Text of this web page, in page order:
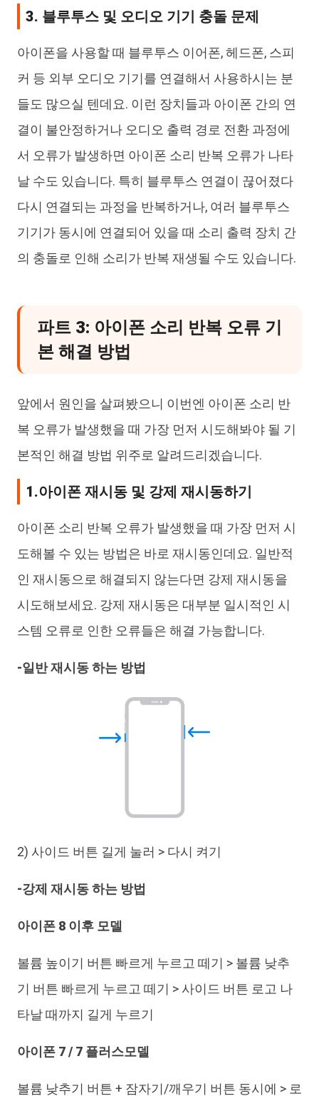
3. 블루투스 및 오디오 기기 충돌 문제
아이폰을 사용할 때 블루투스 이어폰, 헤드폰, 스피
커 등 외부 오디오 기기를 연결해서 사용하시는 분
들도 많으실 텐데요. 이런 장치들과 아이폰 간의 연
결이 불안정하거나 오디오 출력 경로 전환 과정에
서 오류가 발생하면 아이폰 소리 반복 오류가 나타
날 수도 있습니다. 특히 블루투스 연결이 끊어졌다
다시 연결되는 과정을 반복하거나, 여러 블루투스
기기가 동시에 연결되어 있을 때 소리 출력 장치 간
의 충돌로 인해 소리가 반복 재생될 수도 있습니다.
파트 3: 아이폰 소리 반복 오류 기
본 해결 방법
앞에서 원인을 살펴봤으니 이번엔 아이폰 소리 반
복 오류가 발생했을 때 가장 먼저 시도해봐야 될 기
본적인 해결 방법 위주로 알려드리겠습니다.
1.아이폰 재시동 및 강제 재시동하기
아이폰 소리 반복 오류가 발생했을 때 가장 먼저 시
도해볼 수 있는 방법은 바로 재시동인데요. 일반적
인 재시동으로 해결되지 않는다면 강제 재시동을
시도해보세요. 강제 재시동은 대부분 일시적인 시
스템 오류로 인한 오류들은 해결 가능합니다.
-일반 재시동 하는 방법
2) 사이드 버튼 길게 눌러 > 다시 켜기
-강제 재시동 하는 방법
아이폰 8 이후 모델
볼륨 높이기 버튼 빠르게 누르고 떼기 > 볼륨 낮추
기 버튼 빠르게 누르고 떼기 > 사이드 버튼 로고 나
타날 때까지 길게 누르기
아이폰 7 / 7 플러스모델
볼륨 낮추기 버튼 + 잠자기/깨우기 버튼 동시에 > 로